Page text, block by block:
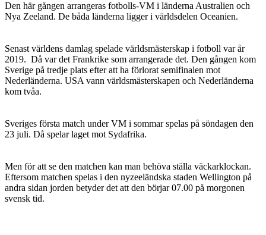
Den här gången arrangeras fotbolls-VM i länderna Australien och
Nya Zeeland. De båda länderna ligger i världsdelen Oceanien.
Senast världens damlag spelade världsmästerskap i fotboll var år
2019. Då var det Frankrike som arrangerade det. Den gången kom
Sverige på tredje plats efter att ha förlorat semifinalen mot
Nederländerna. USA vann världsmästerskapen och Nederländerna
kom tvåa.
Sveriges första match under VM i sommar spelas på söndagen den
23 juli. Då spelar laget mot Sydafrika.
Men för att se den matchen kan man behöva ställa väckarklockan.
Eftersom matchen spelas i den nyzeeländska staden Wellington på
andra sidan jorden betyder det att den börjar 07.00 på morgonen
svensk tid.